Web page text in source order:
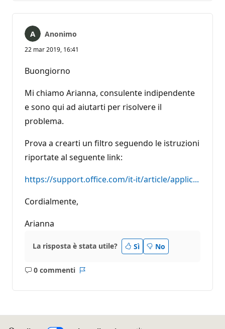
Anonimo
22 mar 2019, 16:41
Buongiorno
Mi chiamo Arianna, consulente indipendente
e sono qui ad aiutarti per risolvere il
problema.
Prova a crearti un filtro seguendo le istruzioni
riportate al seguente link:
https://support.office.com/it-it/article/applic...
Cordialmente,
Arianna
La risposta è stata utile? Sì No
0 commenti
Nessun